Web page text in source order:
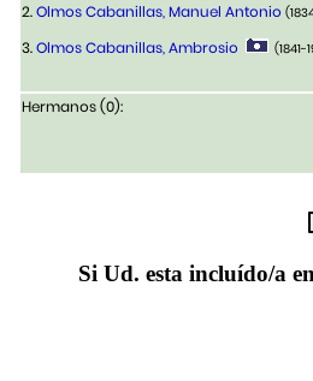
2.Olmos Cabanillas, Manuel Antonio
3.Olmos Cabanillas, Ambrosio (1841-
Hermanos (0):
Si Ud. esta incluído/a